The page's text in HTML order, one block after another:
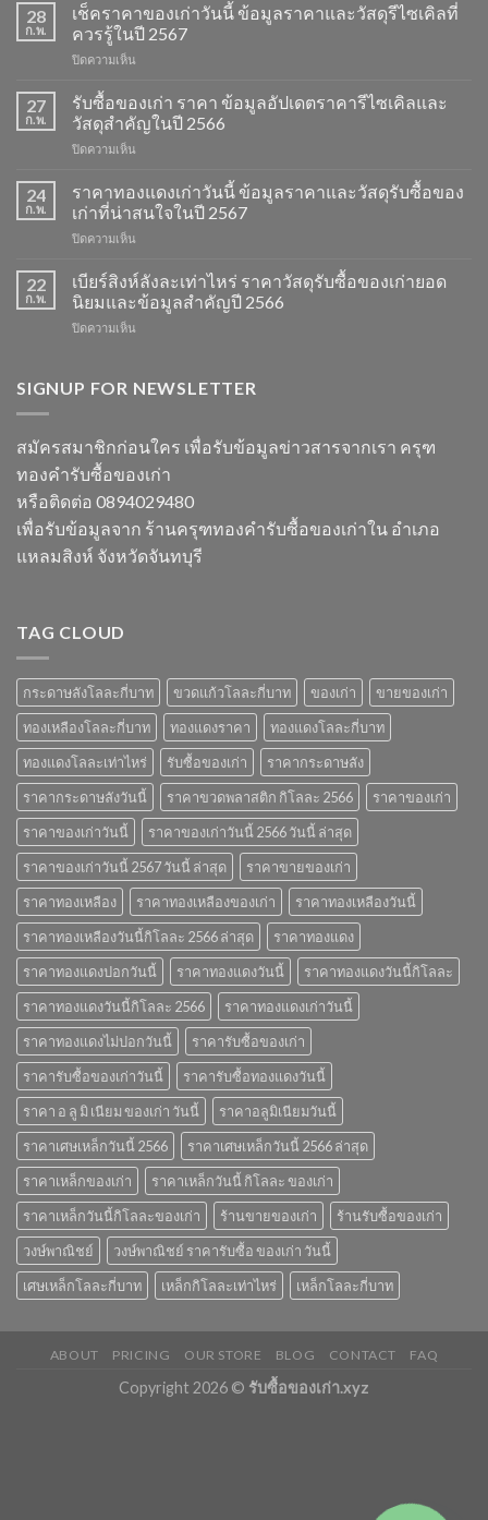
28
ก.พ.
เช็คราคาของเก่าวันนี้ ข้อมูลราคาและวัสดุรีไซเคิลที่
ควรรู้ในปี 2567
ปิดความเห็น
ราคา
ของ
เก่า
วัน
ข้อมูล
ราคา
วัสดุ
ที่
ควร
ในปี
27
ก.พ.
รับซื้อของเก่า ราคา ข้อมูลอัปเดตราคารีไซเคิลและ
วัสดุสำคัญในปี 2566
ปิดความเห็น
ของ
เก่า
ราคา
อัปเดต
ราคา
รีไซเคิล
และ
ในปี
24
ก.พ.
ราคาทองแดงเก่าวันนี้ ข้อมูลราคาและวัสดุรับซื้อของ
เก่าที่น่าสนใจในปี 2567
ปิดความเห็น
ทองแดง
เก่า
วัน
นี้
และ
ซื้อ
เก่า
ที่
สนใจ
ในปี
22
ก.พ.
เบียร์สิงห์ลังละเท่าไหร่ ราคาวัสดุรับซื้อของเก่ายอด
นิยมและข้อมูลสำคัญปี 2566
ปิดความเห็น
ลัง
ไหร่
ราคา
วัสดุ
รับ
ซื้อ
ของ
เก่า
ยอด
2566
SIGNUP FOR NEWSLETTER
สมัครสมาชิกก่อนใคร เพื่อรับข้อมูลข่าวสารจากเรา ครุฑ
ทองคำรับซื้อของเก่า
หรือติดต่อ 0894029480
เพื่อรับข้อมูลจาก ร้านครุฑทองคำรับซื้อของเก่าใน อำเภอ
แหลมสิงห์ จังหวัดจันทบุรี
TAG CLOUD
กระดาษลังโลละกี่บาท ขวดแก้วโลละกี่บาท ของเก่า
ขายของเก่า
ทองเหลืองโลละกี่บาท
ทองแดงราคา
ทองแดงโลละกี่บาท
ทองแดงโลละเท่าไหร่
รับซื้อของเก่า
ราคากระดาษลัง
ราคากระดาษลังวันนี้
ราคาขวดพลาสติก กิโลละ 2566
ราคาของเก่า
ราคาของเก่าวันนี้
ราคาของเก่าวันนี้ 2566 วันนี้ ล่าสุด
ราคาของเก่าวันนี้ 2567 วันนี้ ล่าสุด
ราคาขายของเก่า
ราคาทองเหลือง
ราคาทองเหลืองของเก่า
ราคาทองเหลืองวันนี้
ราคาทองเหลืองวันนี้กิโลละ 2566 ล่าสุด
ราคาทองแดง
ราคาทองแดงปอกวันนี้
ราคาทองแดงวันนี้
ราคาทองแดงวันนี้กิโลละ
ราคาทองแดงวันนี้กิโลละ 2566
ราคาทองแดงเก่าวันนี้
ราคาทองแดงไม่ปอกวันนี้
ราคารับซื้อของเก่า
ราคารับซื้อของเก่าวันนี้
ราคารับซื้อทองแดงวันนี้
ราคา อ ลู มิ เนียม ของเก่า วันนี้
ราคาอลูมิเนียมวันนี้
ราคาเศษเหล็กวันนี้ 2566
ราคาเศษเหล็กวันนี้ 2566 ล่าสุด
ราคาเหล็กของเก่า
ราคาเหล็กวันนี้ กิโลละ ของเก่า
ราคาเหล็กวันนี้กิโลละของเก่า
ร้านขายของเก่า
ร้านรับซื้อของเก่า
วงษ์พาณิชย์
วงษ์พาณิชย์ ราคารับซื้อ ของเก่า วันนี้
เศษเหล็กโลละกี่บาท
เหล็กกิโลละเท่าไหร่ เหล็กโลละกี่บาท
ABOUT PRICING OUR STORE BLOG CONTACT FAQ
Copyright 2026 © รับซื้อของเก่า.xyz